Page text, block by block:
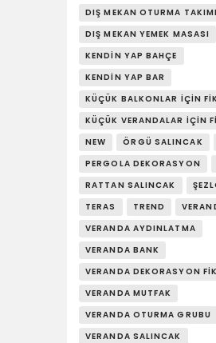
DIŞ MEKAN OTURMA TAKIMI
DIŞ MEKAN YEMEK MASASI
KENDIN YAP BAHÇE
KENDIN YAP BAR
KÜÇÜK BALKONLAR İÇIN
KÜÇÜK VERANDALAR İÇIN
NEW
ÖRGÜ SALINCAK
PERGOLA DEKORASYON
RATTAN SALINCAK
TERAS
TREND
VERANDA AYDINLATMA
VERANDA BANK
VERANDA DEKORASYON
VERANDA MUTFAK
VERANDA OTURMA GRUBU
VERANDA SALINCAK